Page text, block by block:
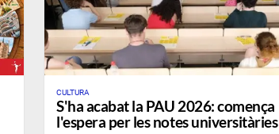
CULTURA
S'ha acabat la PAU 2026: comença
l'espera per les notes universitàries